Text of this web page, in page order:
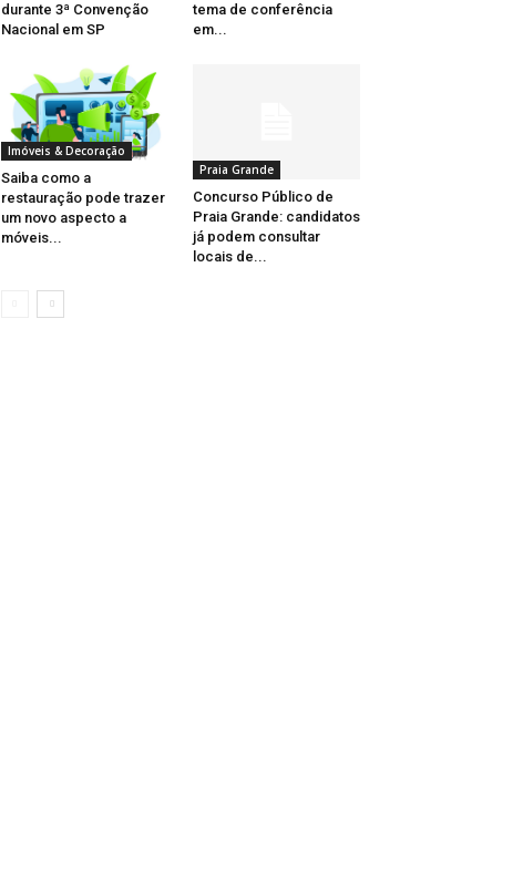
durante 3ª Convenção
Nacional em SP
tema de conferência
em...
Imóveis & Decoração
Saiba como a
restauração pode trazer
um novo aspecto a
móveis...
Praia Grande
Concurso Público de
Praia Grande: candidatos
já podem consultar
locais de...